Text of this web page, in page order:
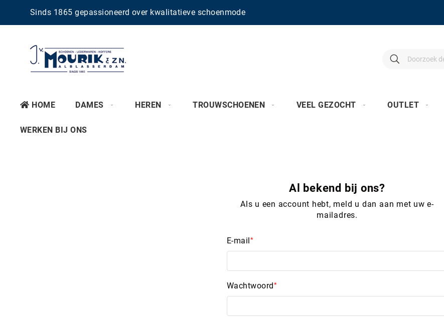
Sinds 1865 gepassioneerd over kwalitatieve schoenmode
Search
Search
HOME DAMES HEREN TROUWSCHOENEN VEEL GEZOCHT OUTLET
WERKEN BIJ ONS
Al bekend bij ons?
Als u een account hebt, meld u dan aan met uw e-
mailadres.
E-mail
Wachtwoord